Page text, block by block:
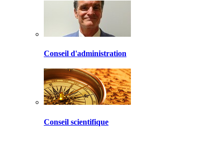
Conseil d'administration
Conseil scientifique